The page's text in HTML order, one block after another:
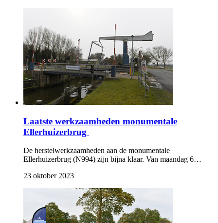
Laatste werkzaamheden monumentale
Ellerhuizerbrug
De herstelwerkzaamheden aan de monumentale
Ellerhuizerbrug (N994) zijn bijna klaar. Van maandag 6…
23 oktober 2023